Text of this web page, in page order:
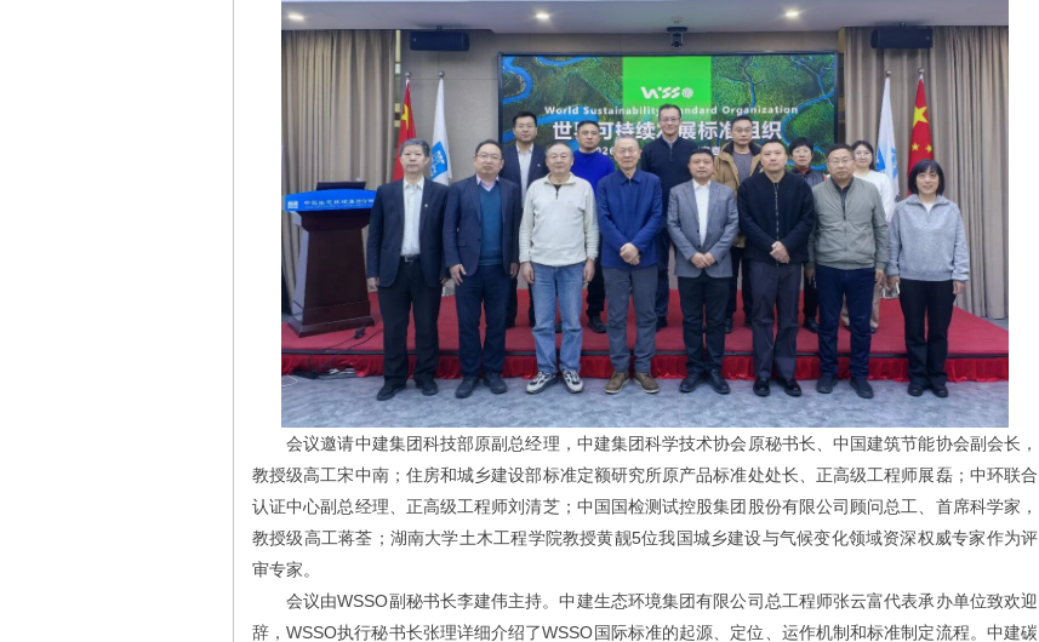
会议邀请中建集团科技部原副总经理，中建集团科学技术协会原秘书长、中国建筑节能协会副会长，
教授级高工宋中南；住房和城乡建设部标准定额研究所原产品标准处处长、正高级工程师展磊；中环联合
认证中心副总经理、正高级工程师刘清芝；中国国检测试控股集团股份有限公司顾问总工、首席科学家，
教授级高工蒋荃；湖南大学土木工程学院教授黄靓5位我国城乡建设与气候变化领域资深权威专家作为评
审专家。
会议由WSSO副秘书长李建伟主持。中建生态环境集团有限公司总工程师张云富代表承办单位致欢迎
辞，WSSO执行秘书长张理详细介绍了WSSO国际标准的起源、定位、运作机制和标准制定流程。中建碳